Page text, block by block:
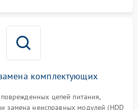
комплектующих
цепей питания,
замена неисправных модулей (HDD